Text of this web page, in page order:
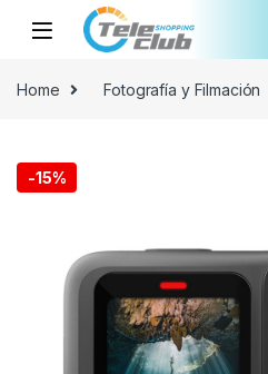
Skip to navigation
Skip to content
Home Fotografía y Filmación
-15%